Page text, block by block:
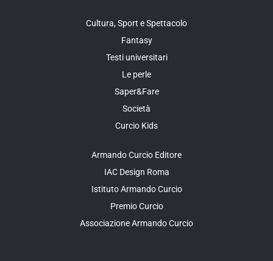
Cultura, Sport e Spettacolo
Fantasy
Testi universitari
Le perle
Saper&Fare
Società
Curcio Kids
Armando Curcio Editore
IAC Design Roma
Istituto Armando Curcio
Premio Curcio
Associazione Armando Curcio